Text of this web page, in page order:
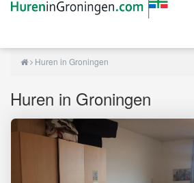
Huren in Groningen
Huren in Groningen